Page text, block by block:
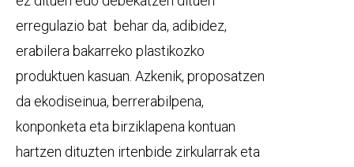
erregulazio bat behar da, adibidez,
erabilera bakarreko plastikozko
produktuen kasuan. Azkenik, proposatzen
da ekodiseinua, berrerabilpena,
konponketa eta birziklapena kontuan
hartzen dituzten irtenbide zirkularrak eta